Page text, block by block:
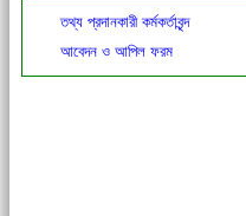
তথ্য প্রদানকারী কর্মকর্তাবৃন্দ
আবেদন ও আপিল ফরম